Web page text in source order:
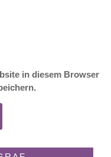
in diesem Browser